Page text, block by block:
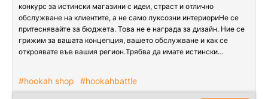
конкурс за истински магазини с идеи, страст и отлично
обслужване на клиентите, а не само луксозни интериориНе се
притеснявайте за бюджета. Това не е награда за дизайн. Ние се
грижим за вашата концепция, вашето обслужване и как се
откроявате във вашия регион.Трябва да имате истински…
#hookah shop #hookahbattle